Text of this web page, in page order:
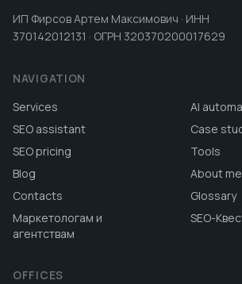
ИП Фирсов Артем Максимович · ИНН
370142012131 · ОГРН 320370200017629
NAVIGATION
Services
AI
SEO assistant
Case
SEO pricing
Tools
Blog
About me
Contacts
Glossary
Маркетологам и
агентствам
SEO-
OFFICES